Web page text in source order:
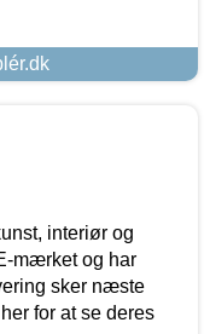
interiør og
mærket og har
sker næste
for at se deres